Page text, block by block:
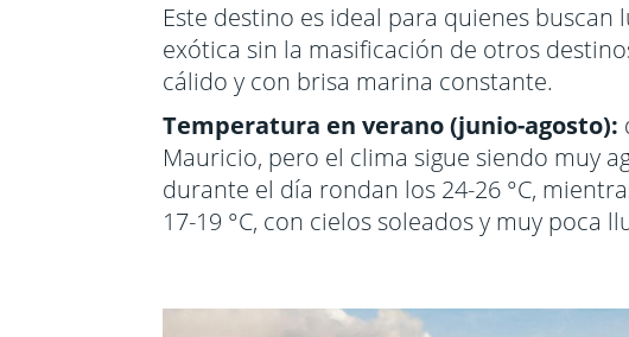
Este destino es ideal para quienes
exótica sin la masificación de otros
cálido y con brisa marina constante.
Temperatura en verano (junio-agosto):
Mauricio, pero el clima sigue siendo muy
durante el día rondan los 24-26 °C,
17-19 °C, con cielos soleados y muy poca